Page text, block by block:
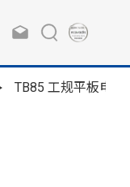
TB85 工规平板电脑